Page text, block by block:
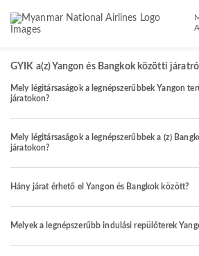
GYIK a(z) Yangon és Bangkok közötti járatról
Mely légitársaságok a legnépszerűbbek Yangon
járatokon?
Mely légitársaságok a legnépszerűbbek a (z)
járatokon?
Hány járat érhető el Yangon és Bangkok között?
Melyek a legnépszerűbb indulási repülőterek